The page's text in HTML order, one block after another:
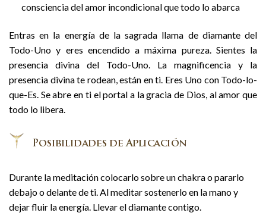
consciencia del amor incondicional que todo lo abarca
Entras en la energía de la sagrada llama de diamante del
Todo-Uno y eres encendido a máxima pureza. Sientes la
presencia divina del Todo-Uno. La magnificencia y la
presencia divina te rodean, están en ti. Eres Uno con Todo-lo-
que-Es. Se abre en ti el portal a la gracia de Dios, al amor que
todo lo libera.
Durante la meditación colocarlo sobre un chakra o pararlo
debajo o delante de ti. Al meditar sostenerlo en la mano y
dejar fluir la energía. Llevar el diamante contigo.